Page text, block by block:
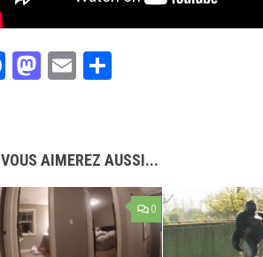
Facebook
Mastodon
Email
VOUS AIMEREZ AUSSI...
0